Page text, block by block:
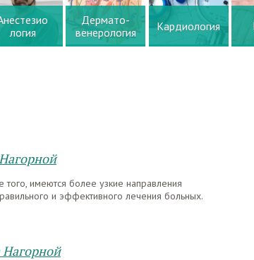
логия
Дермато-
венерология
Кардиология
имеются более узкие направления
и эффективного лечения больных.